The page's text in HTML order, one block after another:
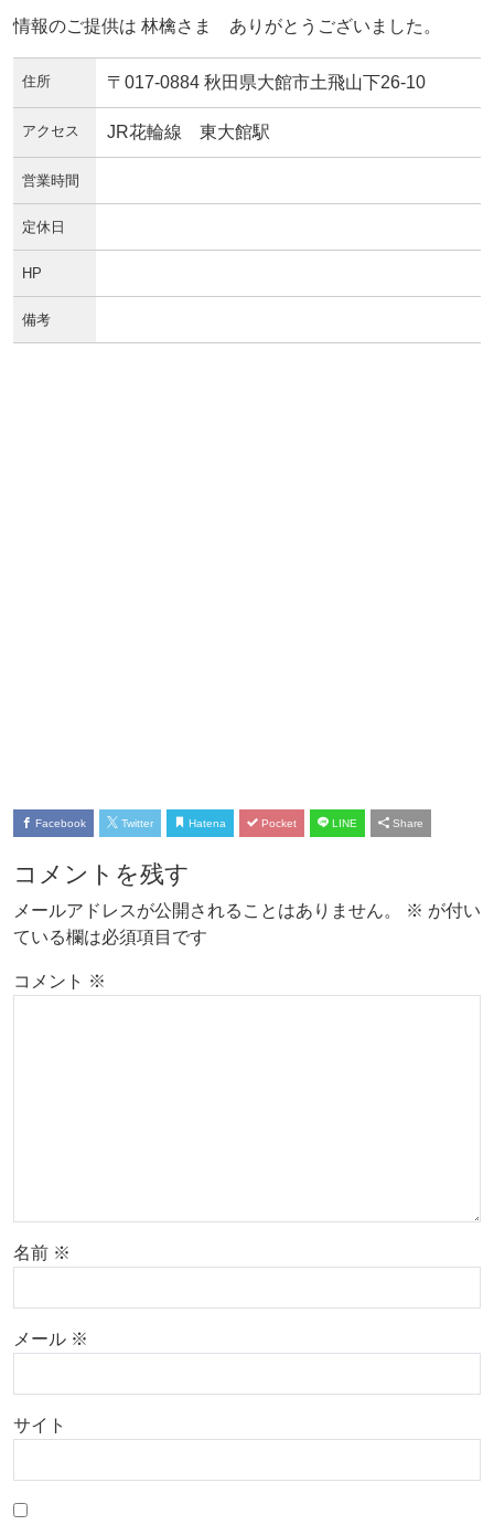
情報のご提供は 林檎さま ありがとうございました。
住所 〒017-0884 秋田県大館市土飛山下26-10
アクセス JR花輪線 東大館駅
営業時間
定休日
HP
備考
Facebook Twitter Hatena Pocket LINE Share
コメントを残す
メールアドレスが公開されることはありません。 ※ が付い
ている欄は必須項目です
コメント ※
名前 ※
メール ※
サイト